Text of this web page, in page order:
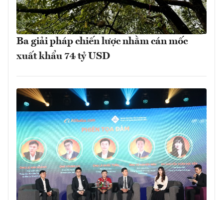
Ba giải pháp chiến lược nhằm cán mốc
xuất khẩu 74 tỷ USD